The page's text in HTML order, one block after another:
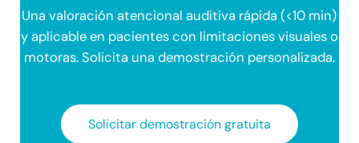
Una valoración atencional auditiva rápida (<10 min)
y aplicable en pacientes con limitaciones visuales o
motoras. Solicita una demostración personalizada.
Solicitar demostración gratuita